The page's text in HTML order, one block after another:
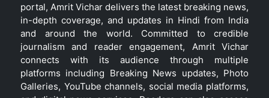
portal, Amrit Vichar delivers the latest breaking news,
in-depth coverage, and updates in Hindi from India
and around the world. Committed to credible
journalism and reader engagement, Amrit Vichar
connects with its audience through multiple
platforms including Breaking News updates, Photo
Galleries, YouTube channels, social media platforms,